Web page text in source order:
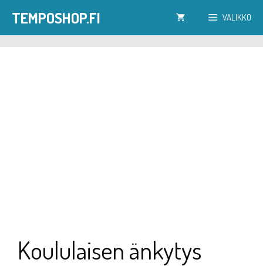
sisältöön
TEMPOSHOP.FI VALIKKO
Koululaisen änkytys